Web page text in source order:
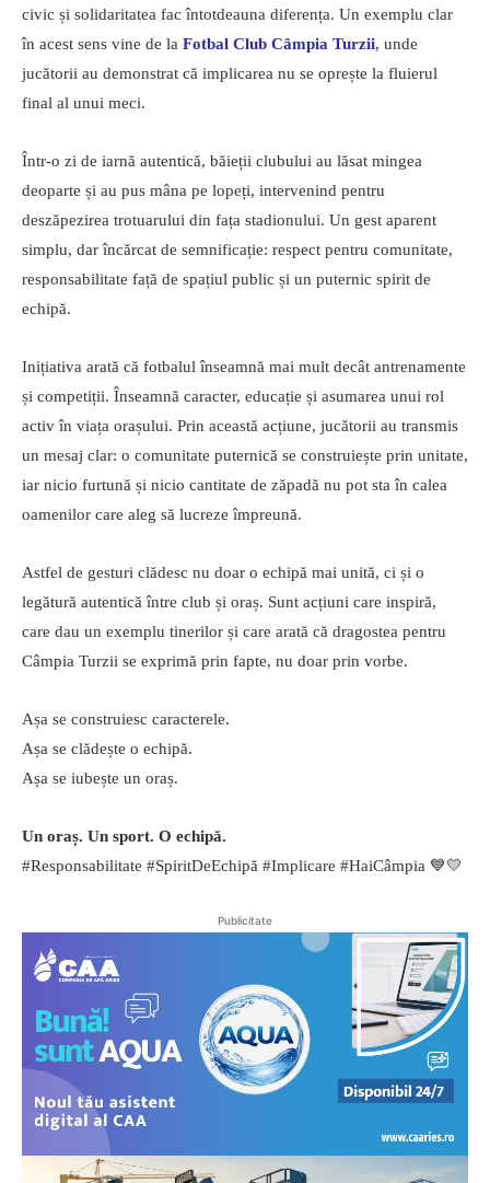
civic și solidaritatea fac întotdeauna diferența. Un exemplu clar
în acest sens vine de la Fotbal Club Câmpia Turzii, unde
jucătorii au demonstrat că implicarea nu se oprește la fluierul
final al unui meci.
Într-o zi de iarnă autentică, băieții clubului au lăsat mingea
deoparte și au pus mâna pe lopeți, intervenind pentru
deszăpezirea trotuarului din fața stadionului. Un gest aparent
simplu, dar încărcat de semnificație: respect pentru comunitate,
responsabilitate față de spațiul public și un puternic spirit de
echipă.
Inițiativa arată că fotbalul înseamnă mai mult decât antrenamente
și competiții. Înseamnă caracter, educație și asumarea unui rol
activ în viața orașului. Prin această acțiune, jucătorii au transmis
un mesaj clar: o comunitate puternică se construiește prin unitate,
iar nicio furtună și nicio cantitate de zăpadă nu pot sta în calea
oamenilor care aleg să lucreze împreună.
Astfel de gesturi clădesc nu doar o echipă mai unită, ci și o
legătură autentică între club și oraș. Sunt acțiuni care inspiră,
care dau un exemplu tinerilor și care arată că dragostea pentru
Câmpia Turzii se exprimă prin fapte, nu doar prin vorbe.
Așa se construiesc caracterele.
Așa se clădește o echipă.
Așa se iubește un oraș.
Un oraș. Un sport. O echipă.
#Responsabilitate #SpiritDeEchipă #Implicare #HaiCâmpia 💙💛
Publicitate